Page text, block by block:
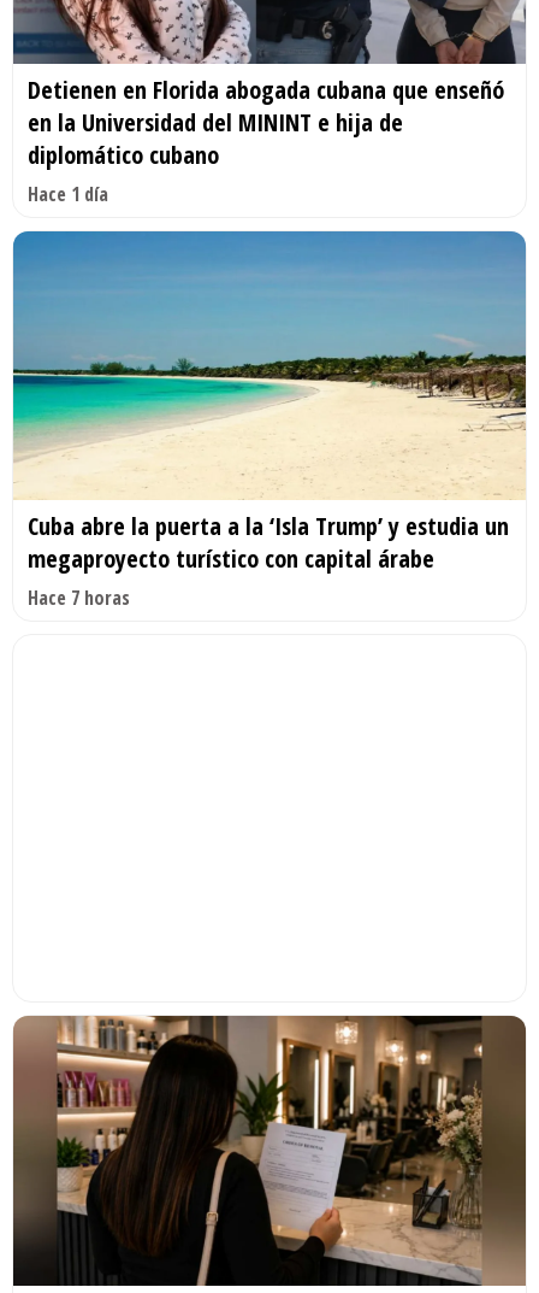
Detienen en Florida abogada cubana que enseñó
en la Universidad del MININT e hija de
diplomático cubano
Hace 1 día
Cuba abre la puerta a la ‘Isla Trump’ y estudia un
megaproyecto turístico con capital árabe
Hace 7 horas